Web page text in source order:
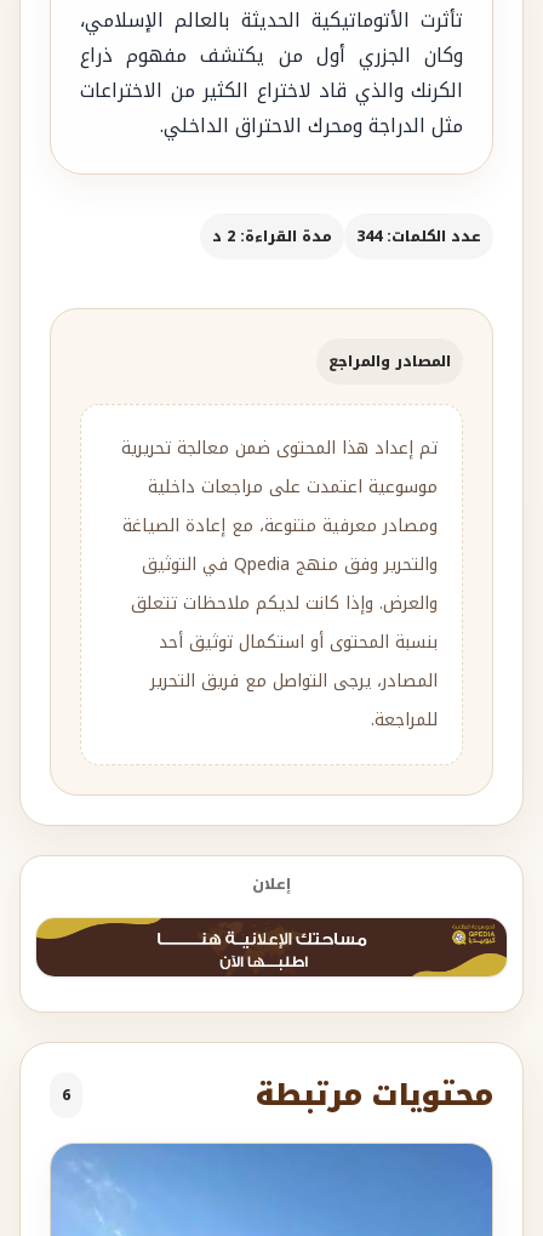
تأثرت الأتوماتيكية الحديثة بالعالم الإسلامي،
وكان الجزري أول من يكتشف مفهوم ذراع
الكرنك والذي قاد لاختراع الكثير من الاختراعات
مثل الدراجة ومحرك الاحتراق الداخلي.
عدد الكلمات: 344 مدة القراءة: 2 د
المصادر والمراجع
تم إعداد هذا المحتوى ضمن معالجة تحريرية
موسوعية اعتمدت على مراجعات داخلية
ومصادر معرفية متنوعة، مع إعادة الصياغة
والتحرير وفق منهج Qpedia في التوثيق
والعرض. وإذا كانت لديكم ملاحظات تتعلق
بنسبة المحتوى أو استكمال توثيق أحد
المصادر، يرجى التواصل مع فريق التحرير
للمراجعة.
إعلان
محتويات مرتبطة 6